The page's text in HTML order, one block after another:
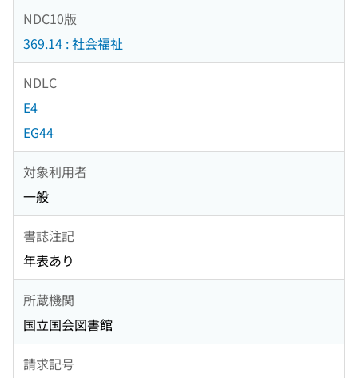
NDC10版
369.14 : 社会福祉
NDLC
E4
EG44
対象利用者
一般
書誌注記
年表あり
所蔵機関
国立国会図書館
請求記号